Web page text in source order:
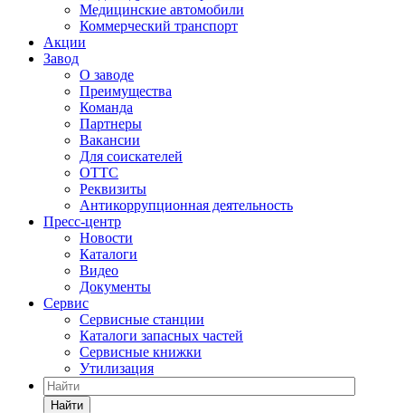
Медицинские автомобили
Коммерческий транспорт
Акции
Завод
О заводе
Преимущества
Команда
Партнеры
Вакансии
Для соискателей
ОТТС
Реквизиты
Антикоррупционная деятельность
Пресс-центр
Новости
Каталоги
Видео
Документы
Сервис
Сервисные станции
Каталоги запасных частей
Сервисные книжки
Утилизация
Найти